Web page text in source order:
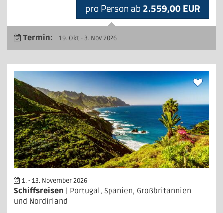
pro Person ab 2.559,00 EUR
Termin: 19. Okt - 3. Nov 2026
1. - 13. November 2026
Schiffsreisen | Portugal, Spanien, Großbritannien
und Nordirland